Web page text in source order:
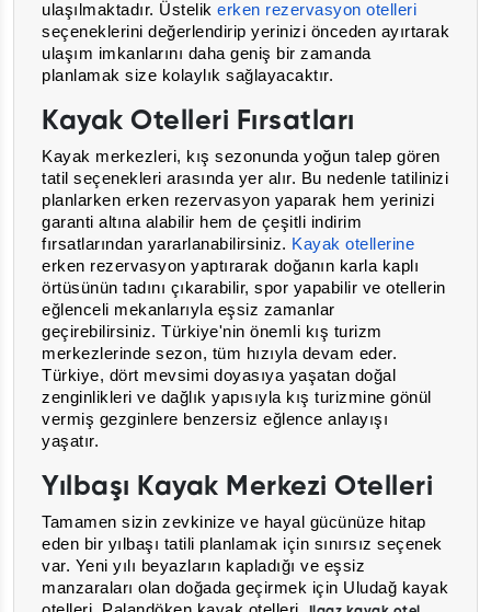
ulaşılmaktadır. Üstelik erken rezervasyon otelleri
seçeneklerini değerlendirip yerinizi önceden ayırtarak
ulaşım imkanlarını daha geniş bir zamanda
planlamak size kolaylık sağlayacaktır.
Kayak Otelleri Fırsatları
Kayak merkezleri, kış sezonunda yoğun talep gören
tatil seçenekleri arasında yer alır. Bu nedenle tatilinizi
planlarken erken rezervasyon yaparak hem yerinizi
garanti altına alabilir hem de çeşitli indirim
fırsatlarından yararlanabilirsiniz. Kayak otellerine
erken rezervasyon yaptırarak doğanın karla kaplı
örtüsünün tadını çıkarabilir, spor yapabilir ve otellerin
eğlenceli mekanlarıyla eşsiz zamanlar
geçirebilirsiniz. Türkiye'nin önemli kış turizm
merkezlerinde sezon, tüm hızıyla devam eder.
Türkiye, dört mevsimi doyasıya yaşatan doğal
zenginlikleri ve dağlık yapısıyla kış turizmine gönül
vermiş gezginlere benzersiz eğlence anlayışı
yaşatır.
Yılbaşı Kayak Merkezi Otelleri
Tamamen sizin zevkinize ve hayal gücünüze hitap
eden bir yılbaşı tatili planlamak için sınırsız seçenek
var. Yeni yılı beyazların kapladığı ve eşsiz
manzaraları olan doğada geçirmek için Uludağ kayak